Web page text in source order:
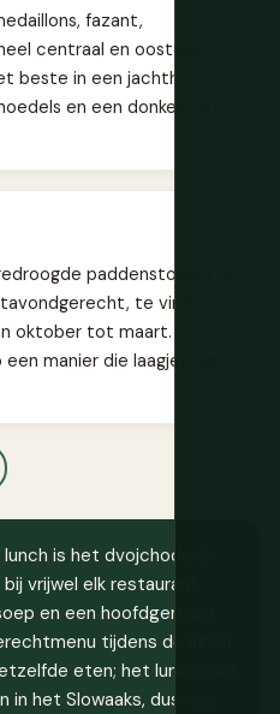
fazant,
centraal en oostelijk
beste in een jachthuis in
en een donker Zlatý
paddenstoelen en
te vinden in
oktober tot maart.
manier die laagjes niet
is het dvojchodové
vrijwel elk restaurant
en een hoofdgerecht.
tijdens de lunch
eten; het lunchbord
het Slowaaks, dus wijs